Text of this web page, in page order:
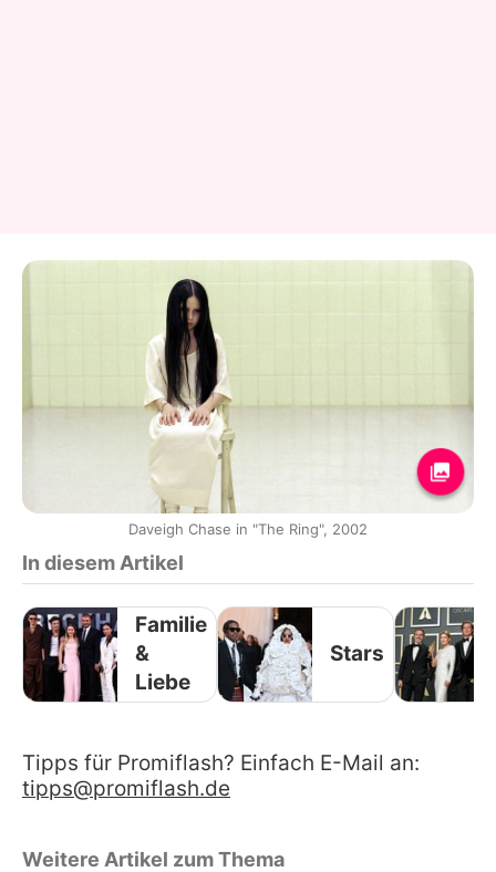
Daveigh Chase in "The Ring", 2002
In diesem Artikel
Familie
&
Liebe
Stars
Tipps für Promiflash? Einfach E-Mail an:
tipps@promiflash.de
Weitere Artikel zum Thema